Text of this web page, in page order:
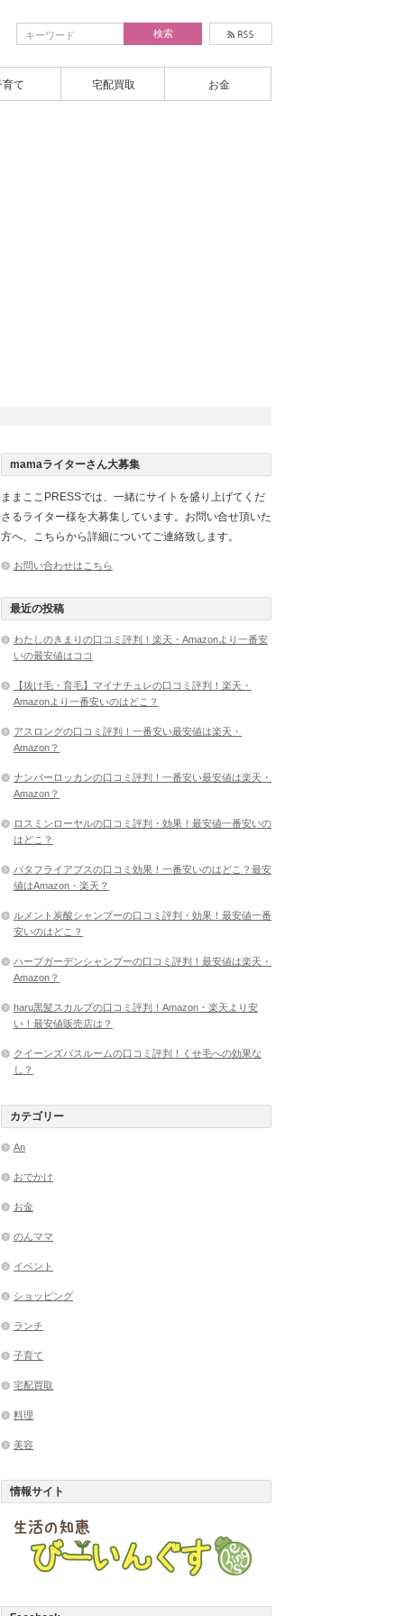
育て 宅配買取 お金
mamaライターさん大募集
ままここPRESSでは、一緒にサイトを盛り上げてくだ
さるライター様を大募集しています。お問い合せ頂いた
方へ、こちらから詳細についてご連絡致します。
お問い合わせはこちら
最近の投稿
わたしのきまりの口コミ評判！楽天・Amazonより一番安
いの最安値はココ
【抜け毛・育毛】マイナチュレの口コミ評判！楽天・
Amazonより一番安いのはどこ？
アスロングの口コミ評判！一番安い最安値は楽天・
Amazon？
ナンバーロッカンの口コミ評判！一番安い最安値は楽天・
Amazon？
ロスミンローヤルの口コミ評判・効果！最安値一番安いの
はどこ？
バタフライアブスの口コミ効果！一番安いのはどこ？最安
値はAmazon・楽天？
ルメント炭酸シャンプーの口コミ評判・効果！最安値一番
安いのはどこ？
ハーブガーデンシャンプーの口コミ評判！最安値は楽天・
Amazon？
haru黒髪スカルプの口コミ評判！Amazon・楽天より安
い！最安値販売店は？
クイーンズバスルームの口コミ評判！くせ毛への効果な
し？
カテゴリー
An
おでかけ
お金
のんママ
イベント
ショッピング
ランチ
子育て
宅配買取
料理
美容
情報サイト